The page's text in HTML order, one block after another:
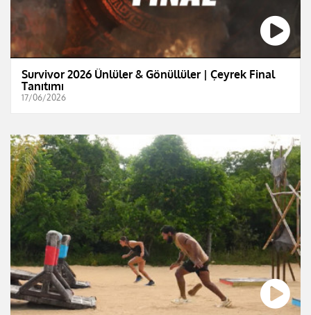
Survivor 2026 Ünlüler & Gönüllüler | Çeyrek Final
Tanıtımı
17/06/2026